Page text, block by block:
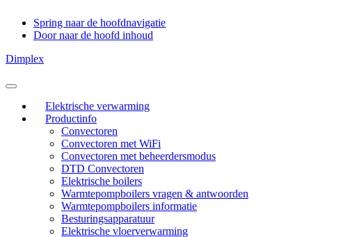
Spring naar de hoofdnavigatie
Door naar de hoofd inhoud
Dimplex
Header
RechtsElektrische verwarming
Productinfo
Convectoren
Convectoren met WiFi
Convectoren met beheerdersmodus
DTD Convectoren
Elektrische boilers
Warmtepompboilers vragen & antwoorden
Warmtepompboilers informatie
Besturingsapparatuur
Elektrische vloerverwarming